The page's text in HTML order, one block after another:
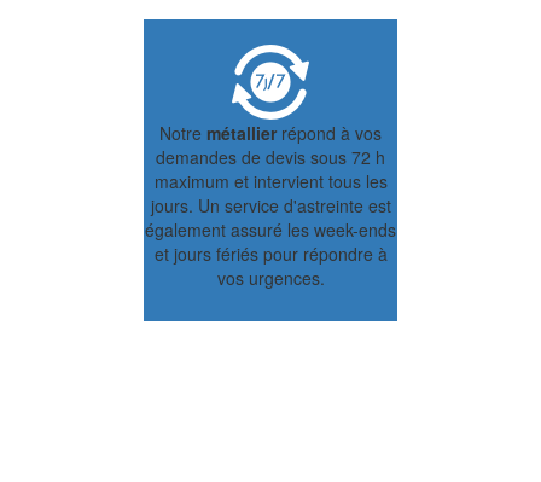
Notre métallier répond à vos
demandes de devis sous 72 h
maximum et intervient tous les
jours. Un service d'astreinte est
également assuré les week-ends
et jours fériés pour répondre à
vos urgences.